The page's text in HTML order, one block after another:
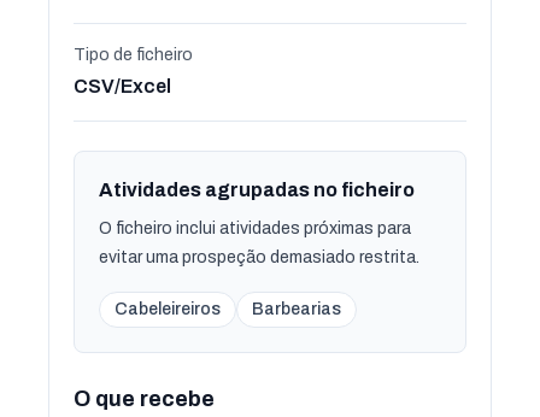
Tipo de ficheiro
CSV/Excel
Atividades agrupadas no ficheiro
O ficheiro inclui atividades próximas para
evitar uma prospeção demasiado restrita.
Cabeleireiros Barbearias
O que recebe